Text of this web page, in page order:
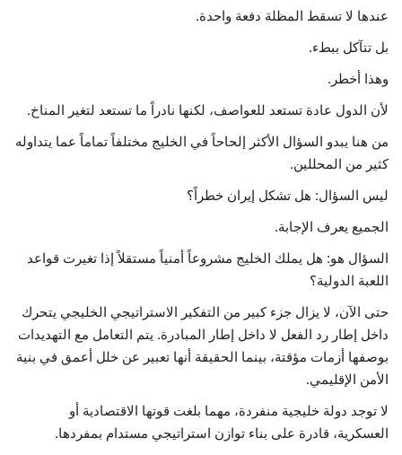
عندها لا تسقط المظلة دفعة واحدة.
بل تتآكل ببطء.
وهذا أخطر.
لأن الدول عادة تستعد للعواصف، لكنها نادراً ما تستعد لتغير المناخ.
من هنا يبدو السؤال الأكثر إلحاحاً في الخليج مختلفاً تماماً عما يتداوله
كثير من المحللين.
ليس السؤال: هل تشكل إيران خطراً؟
الجميع يعرف الإجابة.
السؤال هو: هل يملك الخليج مشروعاً أمنياً مستقلاً إذا تغيرت قواعد
اللعبة الدولية؟
حتى الآن، لا يزال جزء كبير من التفكير الاستراتيجي الخليجي يتحرك
داخل إطار رد الفعل لا داخل إطار المبادرة. يتم التعامل مع التهديدات
بوصفها أزمات مؤقتة، بينما الحقيقة أنها تعبير عن خلل أعمق في بنية
الأمن الإقليمي.
لا توجد دولة خليجية منفردة، مهما بلغت قوتها الاقتصادية أو
العسكرية، قادرة على بناء توازن استراتيجي مستدام بمفردها.